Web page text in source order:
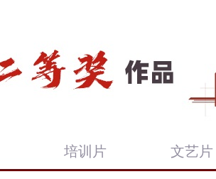
培训片 文艺片